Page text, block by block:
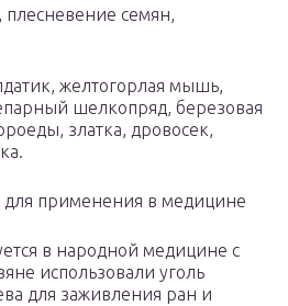
плесневение семян,
желтогорлая мышь,
шелкопряд, березовая
златка, дровосек,
для применения в медицине
в народной медицине с
использовали уголь
для заживления ран и